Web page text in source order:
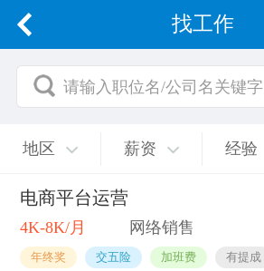
找工作
请输入职位名/公司名关键字
地区 薪资 经验
电商平台运营
4K-8K/月 网络销售
年终奖 交五险 加班费 有提成